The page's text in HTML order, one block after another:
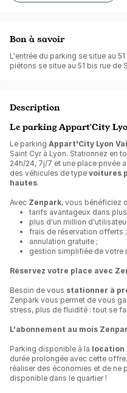
Bon à savoir
L'entrée du parking se situe au
piétons se situe au 51 bis rue de
Description
Le parking Appart'City
Le parking Appart'City Lyon
Saint Cyr à Lyon. Stationnez en
24h/24, 7j/7 et une place privée
des véhicules de type voitures
hautes.
Avec Zenpark, vous bénéficiez
tarifs avantageux dans
plus d'un million
frais de réservation offerts ;
annulation gratuite ;
gestion simplifiée de votre
Réservez votre place avec
Besoin de vous stationner à
Zenpark vous permet de vous
stress, plus de fluidité : tout se
L'abonnement au mois
Parking disponible à la location
durée prolongée avec cette
réaliser des économies et de ne
disponible dans le quartier !